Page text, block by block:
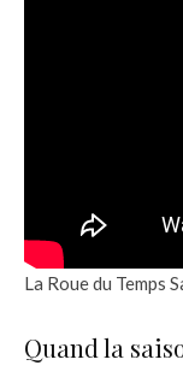
La Roue du Temps
Quand la